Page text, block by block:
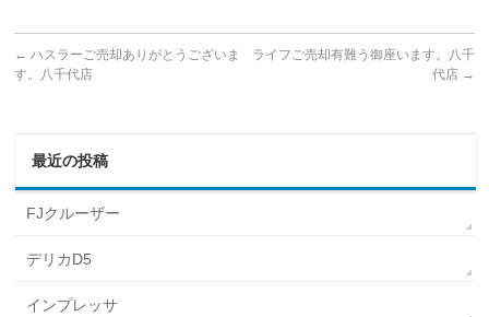
← ハスラーご売却ありがとうございま
す。八千代店
ライフご売却有難う御座います。八千
代店 →
最近の投稿
FJクルーザー
デリカD5
インプレッサ